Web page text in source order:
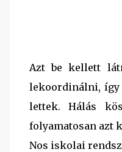
Azt be kellett
lekoordinálni, így
lettek. Hálás
folyamatosan azt
Nos iskolai